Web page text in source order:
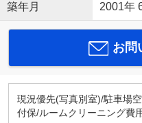
築年月 2001年
お問
現況優先(写真別室)/駐車場
付保/ルームクリーニング費